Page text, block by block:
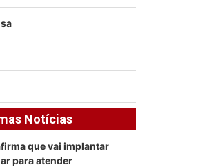
Notícias
que vai implantar
para atender